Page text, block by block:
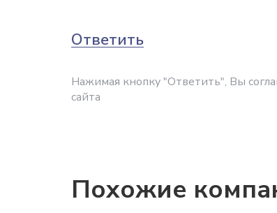
Ответить
Нажимая кнопку "Ответить", Вы
сайта
Похожие